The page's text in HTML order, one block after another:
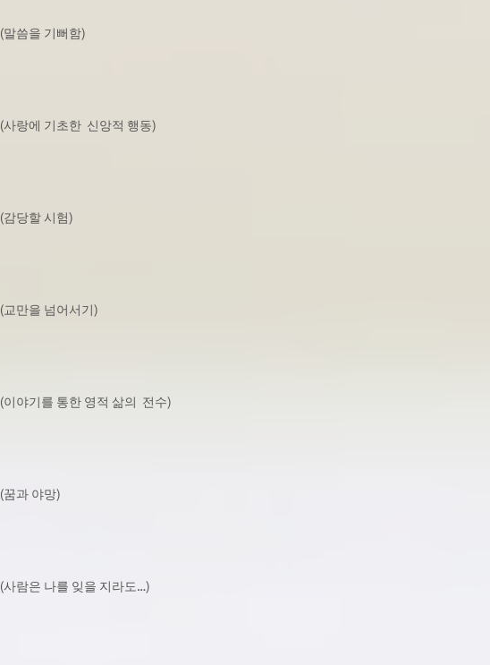
(말씀을 기뻐함)
(사랑에 기초한 신앙적 행동)
(감당할 시험)
(교만을 넘어서기)
(이야기를 통한 영적 삶의 전수)
(꿈과 야망)
(사람은 나를 잊을 지라도…)